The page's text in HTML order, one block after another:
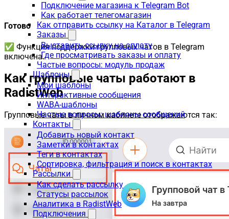
Подключение магазина к Telegram Bot
Как работает телегомагазин
Как отправить ссылку на Каталог в Telegram
Заказы
Выставить ссылку на оплату
Где просматривать заказы и оплату
Частые вопросы: модуль продаж
Шаблоны
Мои шаблоны
Интерактивные сообщения
WABA-шаблоны
Частые вопросы: шаблоны сообщений
Контакты
Добавить новый контакт
Заметки в контактах
Теги в контактах
Сортировка, фильтрация и поиск в контактах
Рассылки
Как сделать рассылку
Статусы рассылок
Аналитика в RadistWeb
Подключения
Готово
✅ Функция поддержки групповых чатов в Telegram
включена.
Как групповые чаты работают в
RadistWeb
Групповые чаты в личном кабинете отображаются так: